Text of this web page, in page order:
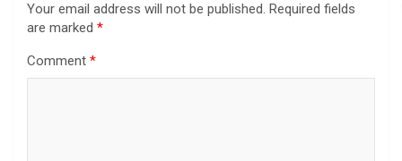
Your email address will not be published. Required fields
are marked *
Comment *